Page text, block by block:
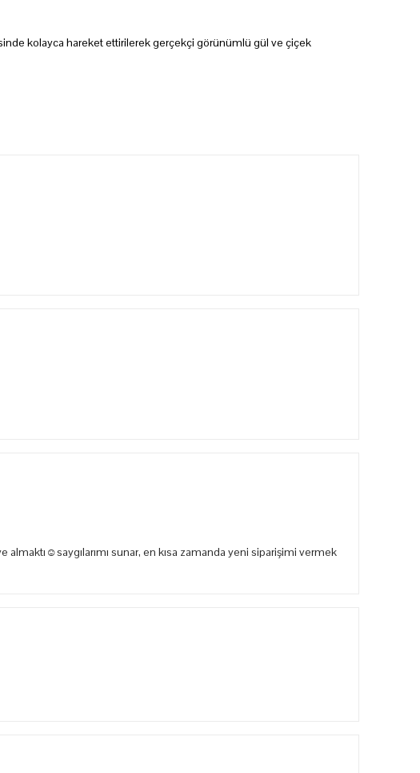
kolayca hareket ettirilerek gerçekçi görünümlü gül ve çiçek
sunar, en kısa zamanda yeni siparişimi vermek